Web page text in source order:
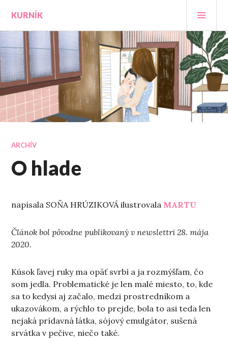
obsah
KURNÍK
ARCHÍV
O hlade
napísala SOŇA HRÚZIKOVÁ ilustrovala MARTU
Článok bol pôvodne publikovaný v newslettri 28. mája
2020.
Kúsok ľavej ruky ma opäť svrbí a ja rozmýšľam, čo
som jedla. Problematické je len malé miesto, to, kde
sa to kedysi aj začalo, medzi prostredníkom a
ukazovákom, a rýchlo to prejde, bola to asi teda len
nejaká prídavná látka, sójový emulgátor, sušená
srvátka v pečive, niečo také.